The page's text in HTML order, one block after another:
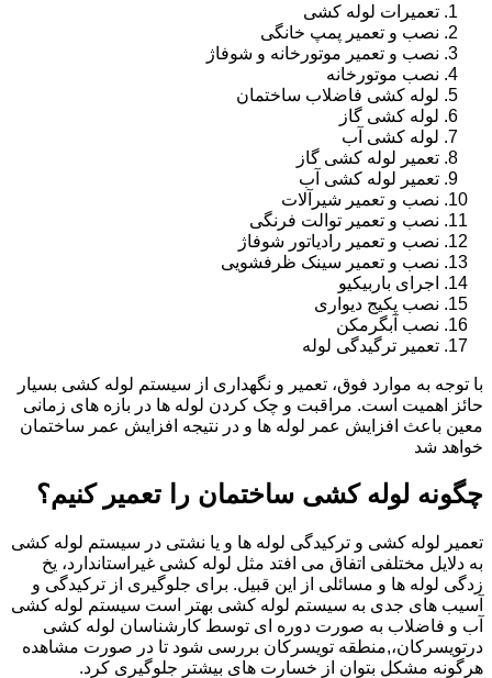
تعمیرات لوله کشی
نصب و تعمیر پمپ خانگی
نصب و تعمیر موتورخانه و شوفاژ
نصب موتورخانه
لوله کشی فاضلاب ساختمان
لوله کشی گاز
لوله کشی آب
تعمیر لوله کشی گاز
تعمیر لوله کشی آب
نصب و تعمیر شیرآلات
نصب و تعمیر توالت فرنگی
نصب و تعمیر رادیاتور شوفاژ
نصب و تعمیر سینک ظرفشویی
اجرای باربیکیو
نصب پکیج دیواری
نصب آبگرمکن
تعمیر ترگیدگی لوله
با توجه به موارد فوق، تعمیر و نگهداری از سیستم لوله کشی بسیار
حائز اهمیت است. مراقبت و چک کردن لوله ها در بازه های زمانی
معین باعث افزایش عمر لوله ها و در نتیجه افزایش عمر ساختمان
خواهد شد
چگونه لوله کشی ساختمان را تعمیر کنیم؟
تعمیر لوله کشی و ترکیدگی لوله ها و یا نشتی در سیستم لوله کشی
به دلایل مختلفی اتفاق می افتد مثل لوله کشی غیراستاندارد، یخ
زدگی لوله ها و مسائلی از این قبیل. برای جلوگیری از ترکیدگی و
آسیب های جدی به سیستم لوله کشی بهتر است سیستم لوله کشی
آب و فاضلاب به صورت دوره ای توسط کارشناسان لوله کشی
درتویسرکان،,منطقه تویسرکان بررسی شود تا در صورت مشاهده
هرگونه مشکل بتوان از خسارت های بیشتر جلوگیری کرد.